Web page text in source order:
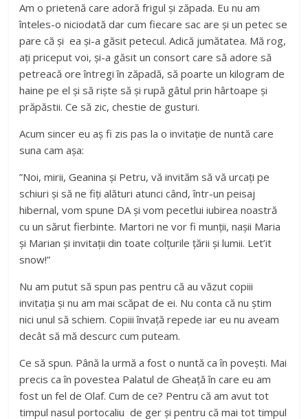
Am o prietenă care adoră frigul și zăpada. Eu nu am
înteles-o niciodată dar cum fiecare sac are și un petec se
pare că și ea și-a găsit petecul. Adică jumătatea. Mă rog,
ați priceput voi, și-a găsit un consort care să adore să
petreacă ore întregi în zăpadă, să poarte un kilogram de
haine pe el și să riște să și rupă gâtul prin hârtoape și
prăpăstii. Ce să zic, chestie de gusturi.
Acum sincer eu aș fi zis pas la o invitație de nuntă care
suna cam așa:
”Noi, mirii, Geanina și Petru, vă invităm să vă urcați pe
schiuri și să ne fiți alături atunci când, într-un peisaj
hibernal, vom spune DA și vom pecetlui iubirea noastră
cu un sărut fierbinte. Martori ne vor fi munții, nașii Maria
și Marian și invitații din toate colțurile țării și lumii. Let’it
snow!”
Nu am putut să spun pas pentru că au văzut copiii
invitația și nu am mai scăpat de ei. Nu conta că nu știm
nici unul să schiem. Copiii învață repede iar eu nu aveam
decât să mă descurc cum puteam.
Ce să spun. Până la urmă a fost o nuntă ca în povești. Mai
precis ca în povestea Palatul de Gheață în care eu am
fost un fel de Olaf. Cum de ce? Pentru că am avut tot
timpul nasul portocaliu de ger și pentru că mai tot timpul